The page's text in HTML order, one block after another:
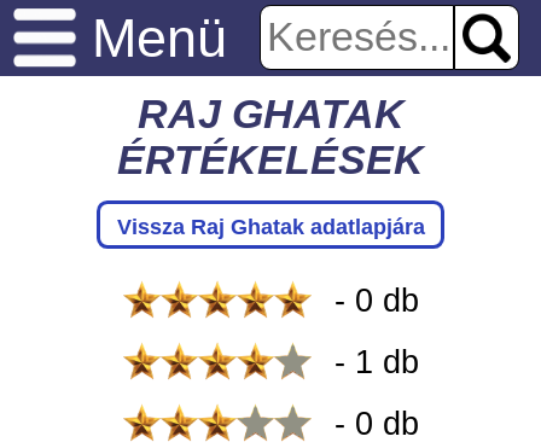
Menü
RAJ GHATAK
ÉRTÉKELÉSEK
Vissza Raj Ghatak adatlapjára
- 0 db
- 1 db
- 0 db